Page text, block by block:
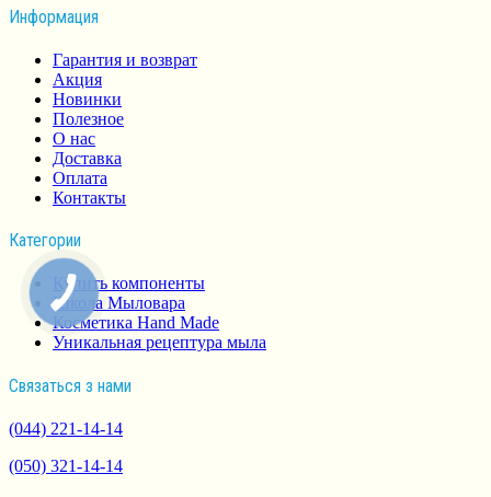
Информация
Гарантия и возврат
Акция
Новинки
Полезное
О нас
Доставка
Оплата
Контакты
Категории
Купить компоненты
Школа Мыловара
Косметика Hand Made
Уникальная рецептура мыла
Связаться з нами
(044) 221-14-14
(050) 321-14-14